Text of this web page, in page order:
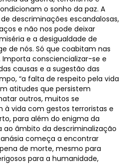
o sonho da paz. A
descriminações escandalosas,
e não nos pode deixar
e a desigualdade de
de nós. Só que coabitam nas
Importa consciencializar-se e
causas e a sugestão das
“a falta de respeito pela vida
atitudes que persistem
outros, muitos se
vida com gestos terroristas e
para além do enigma da
ao âmbito da descriminalização
começa a encontrar
de morte, mesmo para
para a humanidade,